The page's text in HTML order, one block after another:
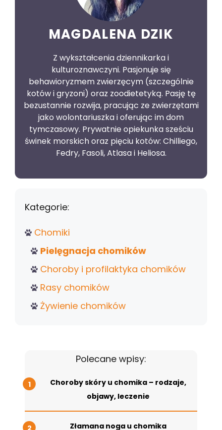
MAGDALENA DZIK
Z wykształcenia dziennikarka i
kulturoznawczyni. Pasjonuje się
behawioryzmem zwierzęcym (szczególnie
kotów i gryzoni) oraz zoodietetyką. Pasję tę
bezustannie rozwija, pracując ze zwierzętami
jako wolontariuszka i oferując im dom
tymczasowy. Prywatnie opiekunka sześciu
świnek morskich oraz pięciu kotów: Chilliego,
Fedry, Fasoli, Atlasa i Heliosa.
Kategorie:
Chomiki
Pielęgnacja chomików
Choroby i profilaktyka chomików
Rasy chomików
Żywienie chomików
Polecane wpisy:
Choroby skóry u chomika – rodzaje,
objawy, leczenie
Złamana noga u chomika